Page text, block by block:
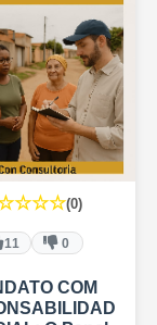
(0)
11 0
COM